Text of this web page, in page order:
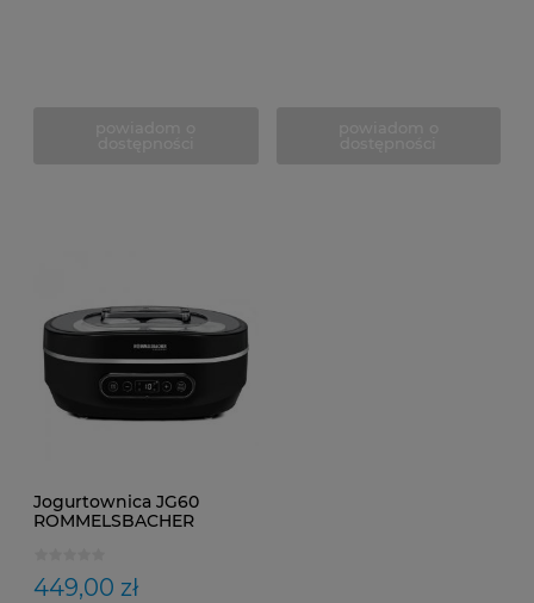
Jogurtownica JG60
ROMMELSBACHER
449,00 zł